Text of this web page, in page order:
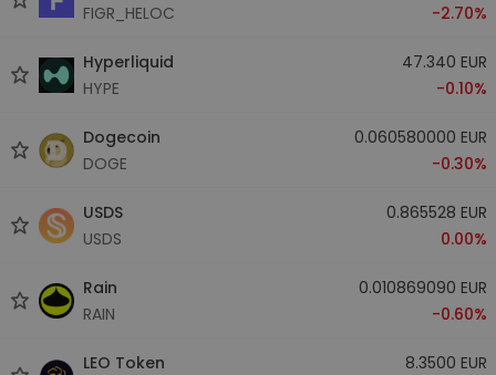
FIGR_HELOC
-2.70%
Hyperliquid
HYPE
47.340 EUR
-0.10%
Dogecoin
DOGE
0.060580000 EUR
-0.30%
USDS
USDS
0.865528 EUR
0.00%
Rain
RAIN
0.010869090 EUR
-0.60%
LEO Token
8.3500 EUR